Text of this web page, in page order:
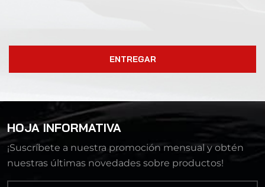
ENTREGAR
HOJA INFORMATIVA
¡Suscríbete a nuestra promoción mensual y obtén
nuestras últimas novedades sobre productos!